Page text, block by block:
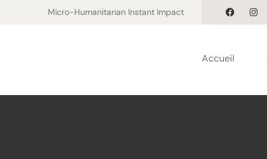
Micro-Humanitarian Instant Impact
Accueil